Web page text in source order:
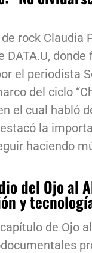
rock Claudia
DATA.U, donde
el periodista
del ciclo
el cual habló
la
haciendo
del Ojo al
y
de Ojo